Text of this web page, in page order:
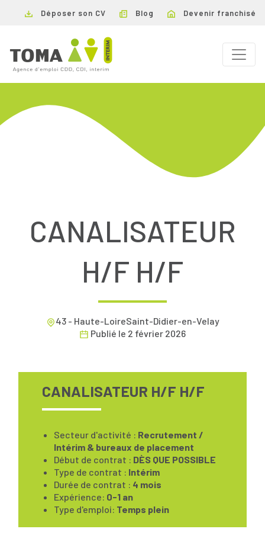
Déposer son CV Blog Devenir franchisé
CANALISATEUR
H/F H/F
43 - Haute-LoireSaint-Didier-en-Velay
Publié le 2 février 2026
CANALISATEUR H/F H/F
Secteur d'activité : Recrutement /
Intérim & bureaux de placement
Début de contrat : DÈS QUE POSSIBLE
Type de contrat : Intérim
Durée de contrat : 4 mois
Expérience: 0-1 an
Type d'emploi: Temps plein